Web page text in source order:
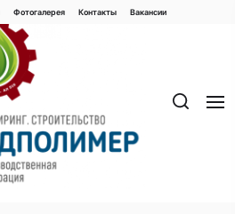
Фотогалерея Контaкты Вакaнсии